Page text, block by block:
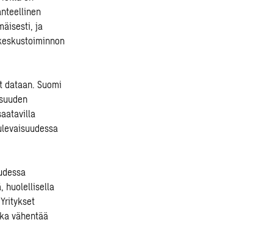
ja
dataan. Suomi
huolellisella
vähentää